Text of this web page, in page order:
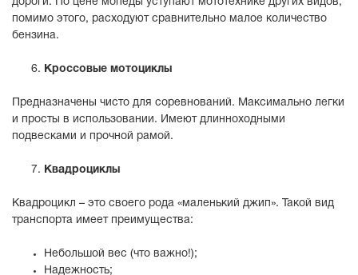
помимо этого, расходуют сравнительно малое количество
бензина.
Кроссовые мотоциклы
Предназначены чисто для соревнований. Максимально легки
и просты в использовании. Имеют длинноходными
подвесками и прочной рамой.
Квадроциклы
Квадроцикл – это своего рода «маленький джип». Такой вид
транспорта имеет преимущества:
Небольшой вес (что важно!);
Надежность;